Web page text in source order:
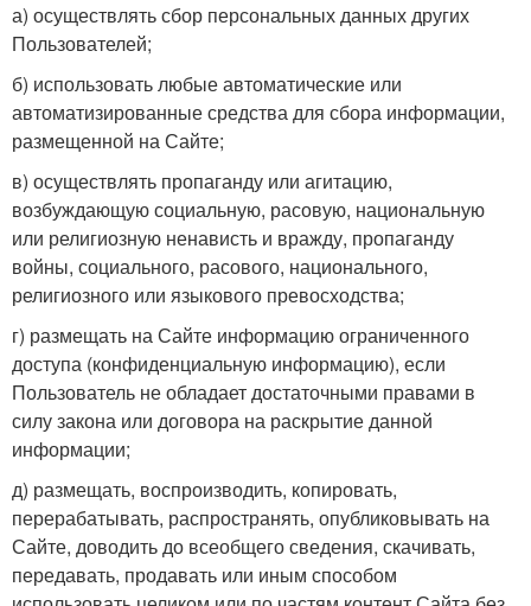
а) осуществлять сбор персональных данных других
Пользователей;
б) использовать любые автоматические или
автоматизированные средства для сбора информации,
размещенной на Сайте;
в) осуществлять пропаганду или агитацию,
возбуждающую социальную, расовую, национальную
или религиозную ненависть и вражду, пропаганду
войны, социального, расового, национального,
религиозного или языкового превосходства;
г) размещать на Сайте информацию ограниченного
доступа (конфиденциальную информацию), если
Пользователь не обладает достаточными правами в
силу закона или договора на раскрытие данной
информации;
д) размещать, воспроизводить, копировать,
перерабатывать, распространять, опубликовывать на
Сайте, доводить до всеобщего сведения, скачивать,
передавать, продавать или иным способом